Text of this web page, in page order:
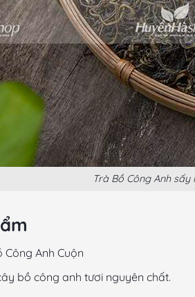
Trà Bồ Công Anh
Công Anh Cuộn
bồ công anh tươi nguyên chất.